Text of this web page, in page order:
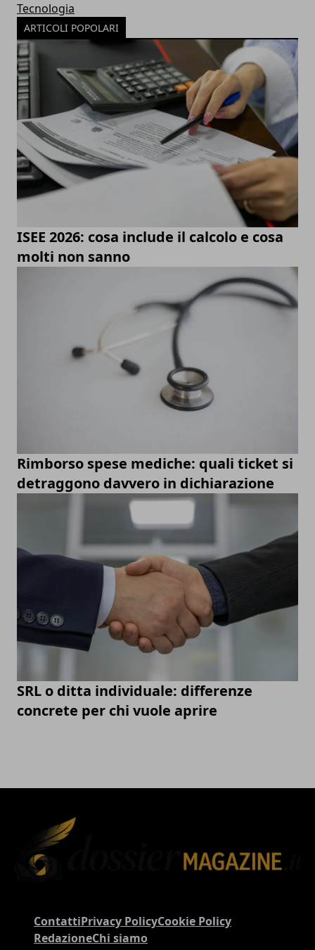
Tecnologia
ARTICOLI POPOLARI
ISEE 2026: cosa include il calcolo e cosa
molti non sanno
Rimborso spese mediche: quali ticket si
detraggono davvero in dichiarazione
SRL o ditta individuale: differenze
concrete per chi vuole aprire
ContattiPrivacy PolicyCookie Policy
RedazioneChi siamo